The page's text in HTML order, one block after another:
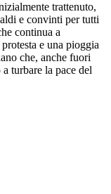
trattenuto,
e convinti per tutti
continua a
e una pioggia
che, anche fuori
turbare la pace del